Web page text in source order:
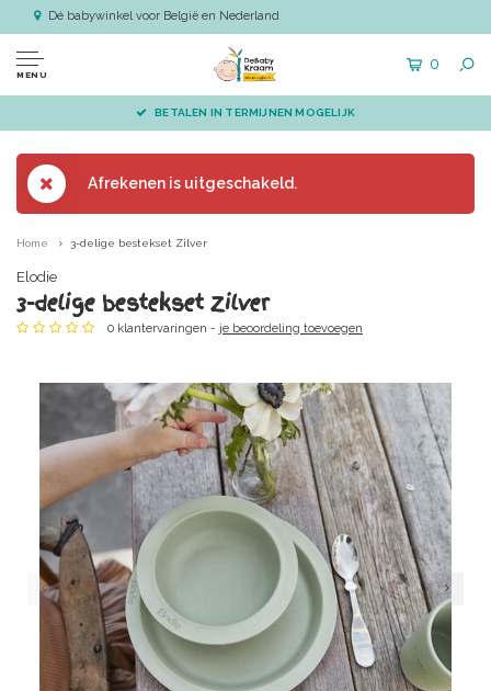
Dé babywinkel voor België en Nederland
MENU
0
BETALEN IN TERMIJNEN MOGELIJK
Afrekenen is uitgeschakeld.
Home 3-delige bestekset Zilver
Elodie
3-delige bestekset Zilver
0 klantervaringen - je beoordeling toevoegen